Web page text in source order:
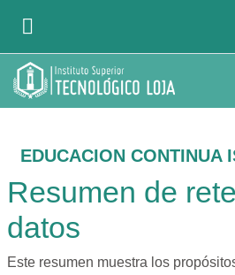
EDUCACION CONTINUA
Resumen de
datos
Este resumen muestra los